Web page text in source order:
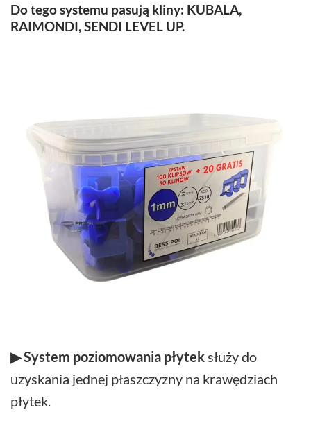
Do tego systemu pasują kliny: KUBALA,
RAIMONDI, SENDI LEVEL UP.
▶ System poziomowania płyteksłuży do
uzyskania jednej płaszczyzny na krawędziach
płytek.